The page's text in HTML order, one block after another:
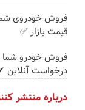
فروش خودروی
قیمت بازار ✅
فروش خودرو شما
درخواست آنلاین
درباره منتشر